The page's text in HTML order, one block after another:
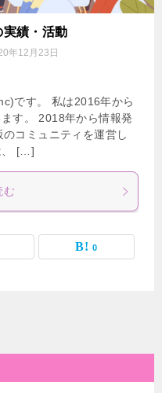
績・活動
年12月23日
です。 私は2016年から
す。 2018年から情報発
コミュニティを運営し
、 […]
む
0